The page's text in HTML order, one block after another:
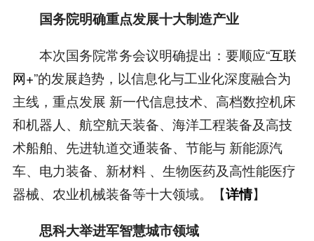
国务院明确重点发展十大制造产业
本次国务院常务会议明确提出：要顺应“互联
网+”的发展趋势，以信息化与工业化深度融合为
主线，重点发展 新一代信息技术、高档数控机床
和机器人、航空航天装备、海洋工程装备及高技
术船舶、先进轨道交通装备、节能与 新能源汽
车、电力装备、新材料 、生物医药及高性能医疗
器械、农业机械装备等十大领域。【详情】
思科大举进军智慧城市领域